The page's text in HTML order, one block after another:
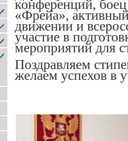
конференций, боец
«Фрейа», активный
движении и
участие в
мероприятий для
Поздравляем
желаем успехов в